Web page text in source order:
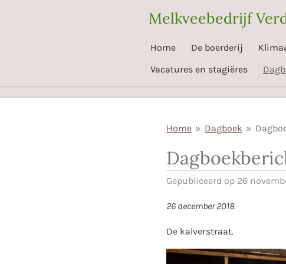
Melkveebedrijf
Home De boerderij
Vacatures en stagiëres
Home » Dagboek »
Gepubliceerd op 26
26 december 2018
De kalverstraat.